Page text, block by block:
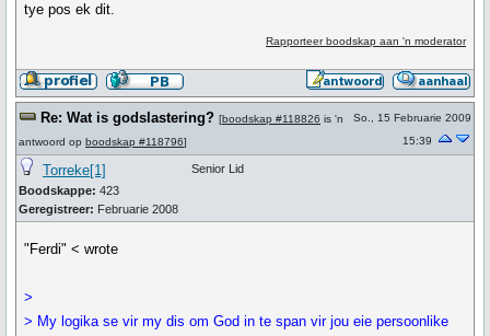
tye pos ek dit.
Rapporteer boodskap aan 'n moderator
Re: Wat is godslastering? [boodskap #118826 is 'n
antwoord op boodskap #118796]
So., 15 Februarie 2009
15:39
Torreke[1]
Boodskappe: 423
Geregistreer: Februarie 2008
Senior Lid
"Ferdi" < wrote
>
> My logika se vir my dis om God in te span vir jou eie persoonlike